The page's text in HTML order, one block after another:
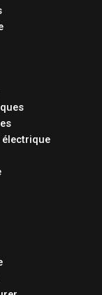
électrique